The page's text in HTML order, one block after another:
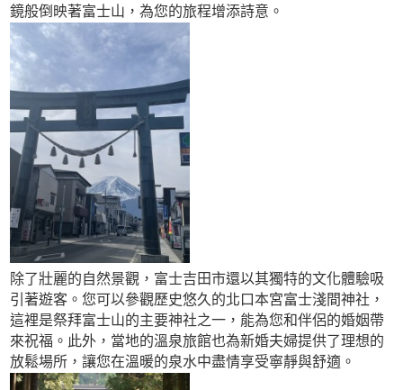
鏡般倒映著富士山，為您的旅程增添詩意。
除了壯麗的自然景觀，富士吉田市還以其獨特的文化體驗吸
引著遊客。您可以參觀歷史悠久的北口本宮富士淺間神社，
這裡是祭拜富士山的主要神社之一，能為您和伴侶的婚姻帶
來祝福。此外，當地的溫泉旅館也為新婚夫婦提供了理想的
放鬆場所，讓您在溫暖的泉水中盡情享受寧靜與舒適。